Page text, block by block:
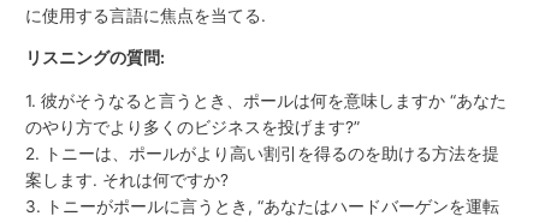
に使用する言語に焦点を当てる.
リスニングの質問:
1. 彼がそうなると言うとき、ポールは何を意味しますか “あなた
のやり方でより多くのビジネスを投げます?”
2. トニーは、ポールがより高い割引を得るのを助ける方法を提
案します. それは何ですか?
3. トニーがポールに言うとき, “あなたはハードバーゲンを運転